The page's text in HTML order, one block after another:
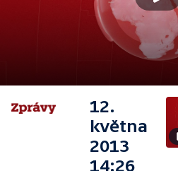
12.
května
2013
14:26